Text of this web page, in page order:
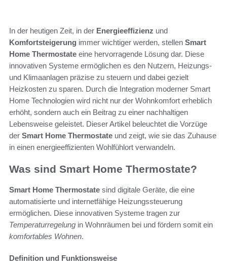
In der heutigen Zeit, in der Energieeffizienz und
Komfortsteigerung immer wichtiger werden, stellen Smart
Home Thermostate eine hervorragende Lösung dar. Diese
innovativen Systeme ermöglichen es den Nutzern, Heizungs-
und Klimaanlagen präzise zu steuern und dabei gezielt
Heizkosten zu sparen. Durch die Integration moderner Smart
Home Technologien wird nicht nur der Wohnkomfort erheblich
erhöht, sondern auch ein Beitrag zu einer nachhaltigen
Lebensweise geleistet. Dieser Artikel beleuchtet die Vorzüge
der Smart Home Thermostate und zeigt, wie sie das Zuhause
in einen energieeffizienten Wohlfühlort verwandeln.
Was sind Smart Home Thermostate?
Smart Home Thermostate sind digitale Geräte, die eine
automatisierte und internetfähige Heizungssteuerung
ermöglichen. Diese innovativen Systeme tragen zur
Temperaturregelung in Wohnräumen bei und fördern somit ein
komfortables Wohnen.
Definition und Funktionsweise